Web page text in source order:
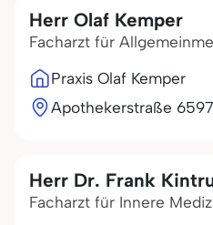
Herr Olaf Kemper
Facharzt für
Praxis Olaf Kemper
Apothekerstraße 6
Herr Dr. Frank
Facharzt für Innere